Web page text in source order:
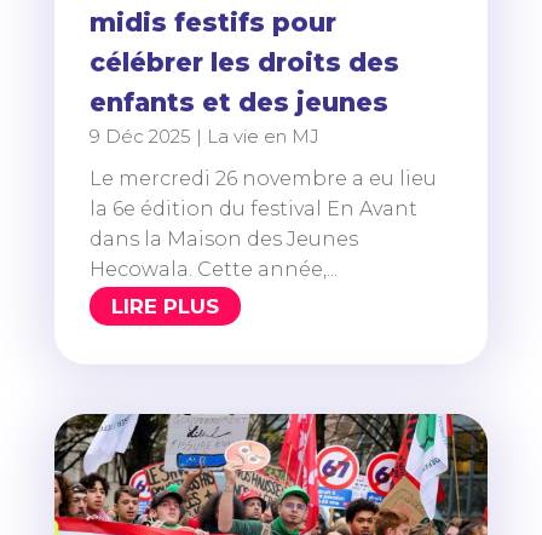
midis festifs pour
célébrer les droits des
enfants et des jeunes
9 Déc 2025 | La vie en MJ
Le mercredi 26 novembre a eu lieu
la 6e édition du festival En Avant
dans la Maison des Jeunes
Hecowala. Cette année,...
LIRE PLUS